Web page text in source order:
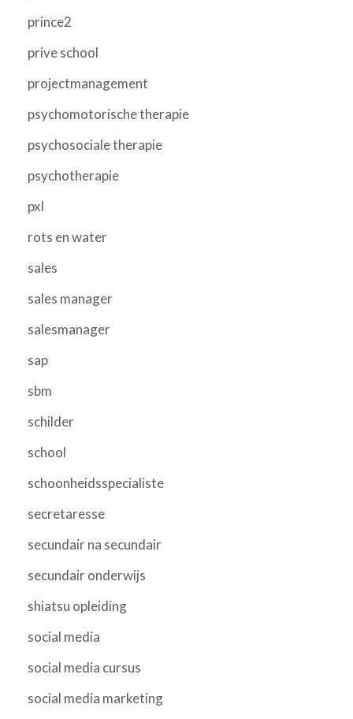
prince2
prive school
projectmanagement
psychomotorische therapie
psychosociale therapie
psychotherapie
pxl
rots en water
sales
sales manager
salesmanager
sap
sbm
schilder
school
schoonheidsspecialiste
secretaresse
secundair na secundair
secundair onderwijs
shiatsu opleiding
social media
social media cursus
social media marketing